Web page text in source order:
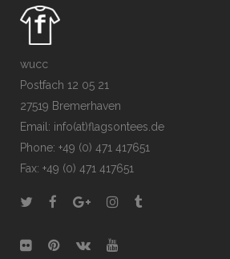
wucc
Postfach 12 05 21
27519 Bremerhaven
Email: info(at)flagsontees.de
Phone: +49 (0) 471 417651
Fax: +49 (0) 471 417651